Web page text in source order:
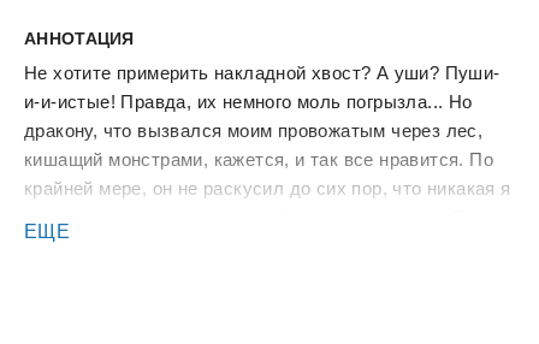
АННОТАЦИЯ
Не хотите примерить накладной хвост? А уши? Пуши-
и-и-истые! Правда, их немного моль погрызла... Но
дракону, что вызвался моим провожатым через лес,
кишащий монстрами, кажется, и так все нравится. По
крайней мере, он не раскусил до сих пор, что никакая я
вот раскусит, то мне точно не жить! Рабство, плен,
ЕЩЕ